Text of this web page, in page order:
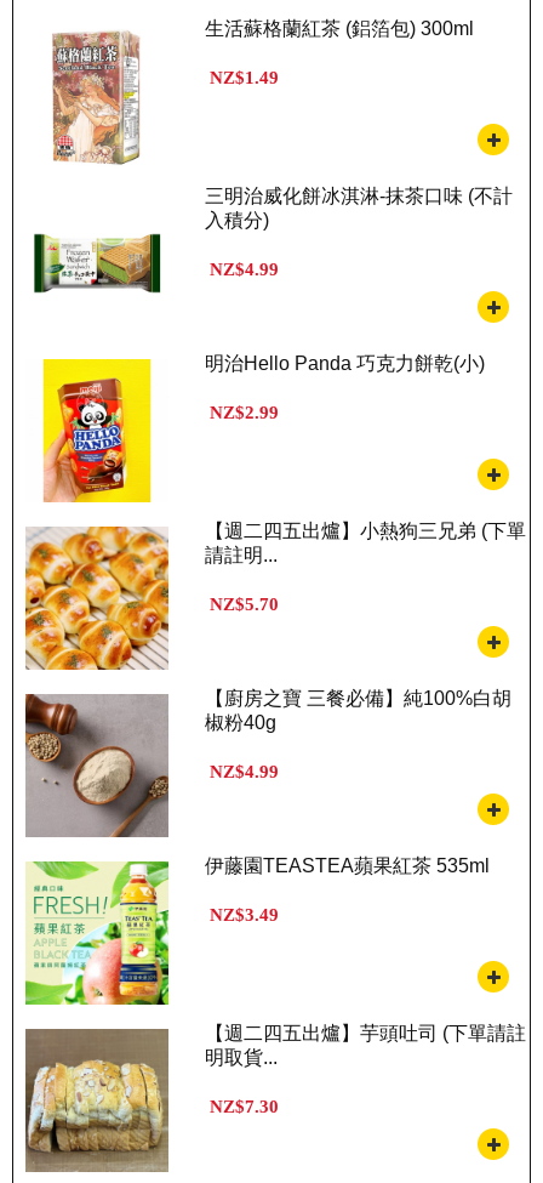
生活蘇格蘭紅茶 (鋁箔包) 300ml
NZ$1.49
三明治威化餅冰淇淋-抹茶口味 (不計
入積分)
NZ$4.99
明治Hello Panda 巧克力餅乾(小)
NZ$2.99
【週二四五出爐】小熱狗三兄弟 (下單
請註明...
NZ$5.70
【廚房之寶 三餐必備】純100%白胡
椒粉40g
NZ$4.99
伊藤園TEASTEA蘋果紅茶 535ml
NZ$3.49
【週二四五出爐】芋頭吐司 (下單請註
明取貨...
NZ$7.30